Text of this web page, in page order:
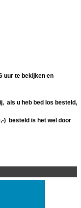
uur te bekijken en
als u heb bed los besteld,
) besteld is het wel door